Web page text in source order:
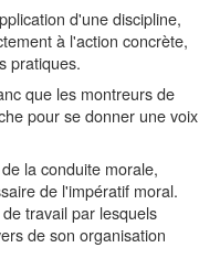
d'une discipline,
à l'action concrète,
pratiques.
que les montreurs de
pour se donner une voix
la conduite morale,
de l'impératif moral.
travail par lesquels
de son organisation